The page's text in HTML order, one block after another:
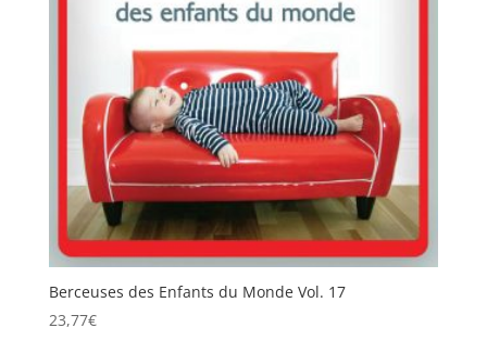
Berceuses des Enfants du Monde Vol. 17
23,77€